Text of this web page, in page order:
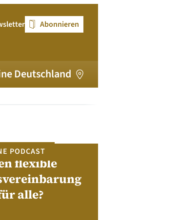
Abonnieren
Deutschland
PODCAST
flexible
alle?